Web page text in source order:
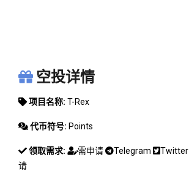
空投详情
项目名称: T-Rex
代币符号: Points
领取需求: 需申请 Telegram Twitter
请